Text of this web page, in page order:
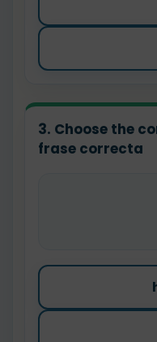
3. Choose the
frase correcta